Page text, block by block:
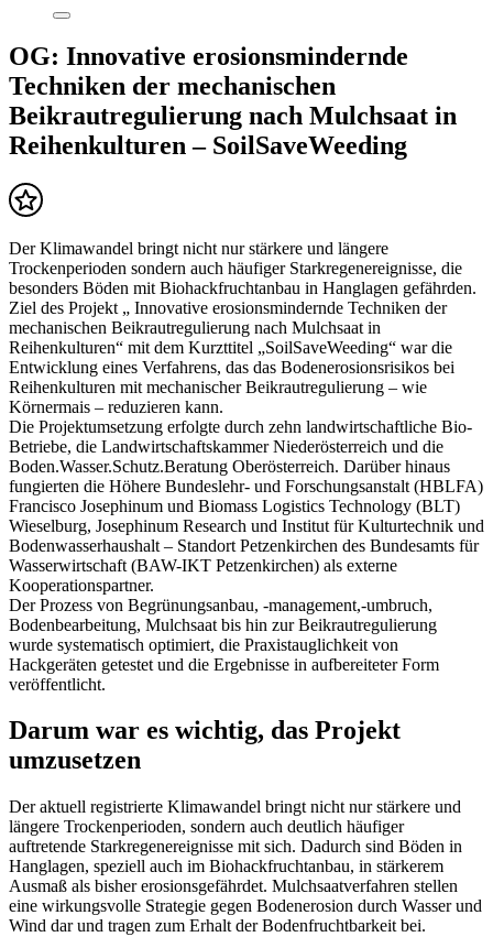
OG: Innovative erosionsmindernde
Techniken der mechanischen
Beikrautregulierung nach Mulchsaat in
Reihenkulturen – SoilSaveWeeding
Der Klimawandel bringt nicht nur stärkere und längere
Trockenperioden sondern auch häufiger Starkregenereignisse, die
besonders Böden mit Biohackfruchtanbau in Hanglagen gefährden.
Ziel des Projekt „ Innovative erosionsmindernde Techniken der
mechanischen Beikrautregulierung nach Mulchsaat in
Reihenkulturen“ mit dem Kurzttitel „SoilSaveWeeding“ war die
Entwicklung eines Verfahrens, das das Bodenerosionsrisikos bei
Reihenkulturen mit mechanischer Beikrautregulierung – wie
Körnermais – reduzieren kann.
Die Projektumsetzung erfolgte durch zehn landwirtschaftliche Bio-
Betriebe, die Landwirtschaftskammer Niederösterreich und die
Boden.Wasser.Schutz.Beratung Oberösterreich. Darüber hinaus
fungierten die Höhere Bundeslehr- und Forschungsanstalt (HBLFA)
Francisco Josephinum und Biomass Logistics Technology (BLT)
Wieselburg, Josephinum Research und Institut für Kulturtechnik und
Bodenwasserhaushalt – Standort Petzenkirchen des Bundesamts für
Wasserwirtschaft (BAW-IKT Petzenkirchen) als externe
Kooperationspartner.
Der Prozess von Begrünungsanbau, -management,-umbruch,
Bodenbearbeitung, Mulchsaat bis hin zur Beikrautregulierung
wurde systematisch optimiert, die Praxistauglichkeit von
Hackgeräten getestet und die Ergebnisse in aufbereiteter Form
veröffentlicht.
Darum war es wichtig, das Projekt
umzusetzen
Der aktuell registrierte Klimawandel bringt nicht nur stärkere und
längere Trockenperioden, sondern auch deutlich häufiger
auftretende Starkregenereignisse mit sich. Dadurch sind Böden in
Hanglagen, speziell auch im Biohackfruchtanbau, in stärkerem
Ausmaß als bisher erosionsgefährdet. Mulchsaatverfahren stellen
eine wirkungsvolle Strategie gegen Bodenerosion durch Wasser und
Wind dar und tragen zum Erhalt der Bodenfruchtbarkeit bei.